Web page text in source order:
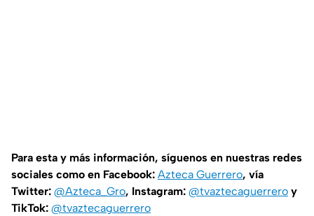
Para esta y más información, síguenos en nuestras redes
sociales como en Facebook: Azteca Guerrero, vía
Twitter: @Azteca_Gro, Instagram: @tvaztecaguerrero y
TikTok: @tvaztecaguerrero